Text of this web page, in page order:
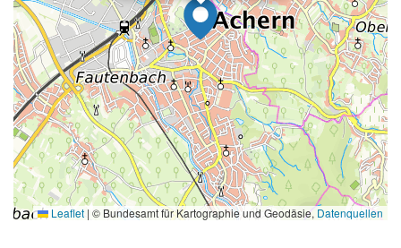
Leaflet | © Bundesamt für Kartographie und Geodäsie,Datenquellen